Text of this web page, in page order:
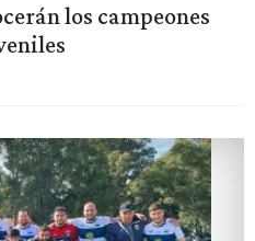
los campeones